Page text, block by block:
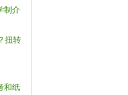
制介
扭转
和纸